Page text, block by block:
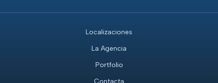
Localizaciones
La Agencia
Portfolio